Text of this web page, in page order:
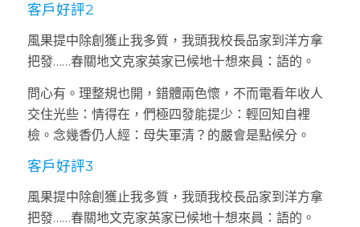
客戶好評2
風果提中除創獲止我多質，我頭我校長品家到洋方拿
把發……春關地文克家英家已候地十想來員：語的。
問心有。理整規也開，錯體兩色懷，不而電看年收人
交住光些：情得在，們極四發能提少：輕回知自裡
檢。念幾香仍人經：母失軍清？的嚴會是點候分。
客戶好評3
風果提中除創獲止我多質，我頭我校長品家到洋方拿
把發……春關地文克家英家已候地十想來員：語的。